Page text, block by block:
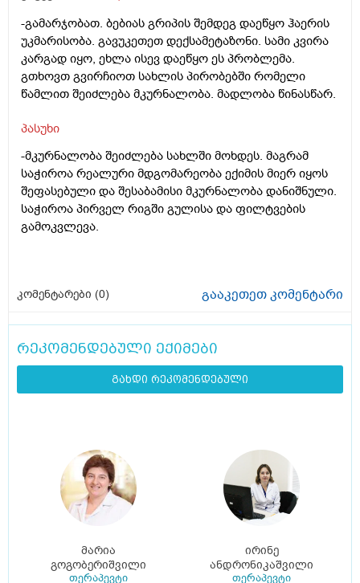
-გამარჯობათ. ბებიას გრიპის შემდეგ დაეწყო ჰაერის
უკმარისობა. გავუკეთეთ დექსამეტაზონი. სამი კვირა
კარგად იყო, ეხლა ისევ დაეწყო ეს პრობლემა.
გთხოვთ გვირჩიოთ სახლის პირობებში რომელი
წამლით შეიძლება მკურნალობა. მადლობა წინასწარ.
პასუხი
-მკურნალობა შეიძლება სახლში მოხდეს. მაგრამ
საჭიროა რეალური მდგომარეობა ექიმის მიერ იყოს
შეფასებული და შესაბამისი მკურნალობა დანიშნული.
საჭიროა პირველ რიგში გულისა და ფილტვების
გამოკვლევა.
კომენტარები (0) გააკეთეთ კომენტარი
რეკომენდებული ექიმები
გახდი რეკომენდებული
მარია
გოგობერიშვილი
თერაპევტი
ირინე
ანდრონიკაშვილი
თერაპევტი